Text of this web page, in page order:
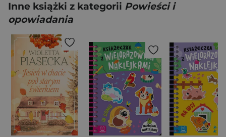
Inne książki z kategorii Powieści i
opowiadania